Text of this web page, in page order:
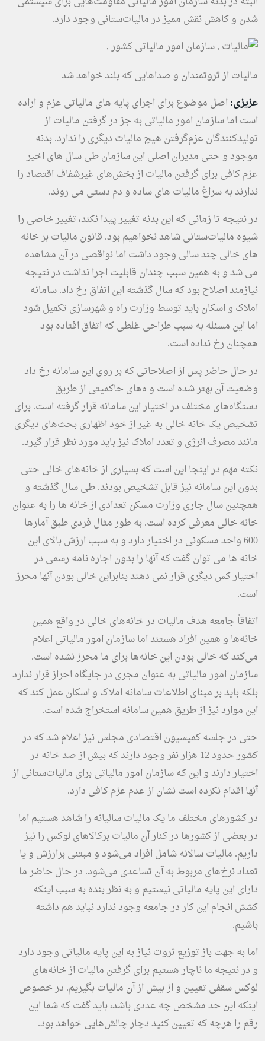
شدن و کاهش نقش ممیز در مالیات‌ستانی وجود دارد.
مالیات از ثروتمندان و صداهایی که بلند خواهد شد
عزیزی: اصل موضوع برای اجرای پایه های مالیاتی عزم و اراده
است اما سازمان امور مالیاتی به جز در گرفتن مالیات از
تولیدکنندگان عزم‌گرفتن هیچ مالیات دیگری را ندارد. بدنه
موجود و حتی مدیران اصلی این سازمان طی سال های اخیر
عزم کافی برای گرفتن مالیات از بخش‌های غیرشفاف اقتصاد را
ندارند به سراغ مالیات های ساده و دم دستی می روند.
در نتیجه تا زمانی که این بدنه تغییر پیدا نکند، تغییر خاصی را
شیوه مالیات‌ستانی شاهد نخواهیم بود. قانون مالیات بر خانه
های خالی چند سالی وجود داشت اما نواقصی در آن مشاهده
می شد و به همین سبب چندان قابلیت اجرا نداشت در نتیجه
نیازمند اصلاح بود که سال گذشته این اتفاق رخ داد. سامانه
املاک و اسکان باید توسط وزارت راه و شهرسازی تکمیل شود
اما این مسئله به سبب طراحی غلطی که اتفاق افتاده بود
همچنان رخ نداده است.
در حال حاضر پس از اصلاحاتی که بر روی این سامانه رخ داد
وضعیت آن بهتر شده است و ه‌های حاکمیتی از طریق
دستگاه‌های مختلف در اختیار این سامانه قرار گرفته است. برای
تشخیص یک خانه خالی به غیر از خود اظهاری بحث‌های دیگری
مانند مصرف انرژی و تعدد املاک نیز باید مورد نظر قرار گیرد.
نکته مهم در اینجا این است که بسیاری از خانه‌های خالی حتی
بدون این سامانه نیز قابل تشخیص بودند. طی سال گذشته و
همچنین سال جاری وزارت مسکن تعدادی از خانه ها را به عنوان
خانه خالی معرفی کرده است. به طور مثال فردی طبق آمارها
600 واحد مسکونی در اختیار دارد و به سبب ارزش بالای این
خانه ها می توان گفت که آنها را بدون اجاره نامه رسمی در
اختیار کس دیگری قرار نمی دهند بنابراین خالی بودن آنها محرز
است.
اتفاقاً جامعه هدف مالیات در خانه‌های خالی در واقع همین
خانه‌ها و همین افراد هستند اما سازمان امور مالیاتی اعلام
می‌کند که خالی بودن این خانه‌ها برای ما محرز نشده است.
سازمان امور مالیاتی به عنوان مجری در جایگاه احراز قرار ندارد
بلکه باید بر مبنای اطلاعات سامانه املاک و اسکان عمل کند که
این موارد نیز از طریق همین سامانه استخراج شده است.
حتی در جلسه کمیسیون اقتصادی مجلس نیز اعلام شد که در
کشور حدود 12 هزار نفر وجود دارند که بیش از صد خانه در
اختیار دارند و این که سازمان امور مالیاتی برای مالیات‌ستانی از
آنها اقدام نکرده است نشان از عدم عزم کافی دارد.
در کشورهای مختلف ما یک مالیات سالیانه را شاهد هستیم اما
در بعضی از کشورها در کنار آن مالیات برکالاهای لوکس را نیز
داریم. مالیات سالانه شامل افراد می‌شود و مبتنی برارزش و یا
تعداد نرخ‌های مربوط به آن تساعدی می‌شود. در حال حاضر ما
دارای این پایه مالیاتی نیستیم و به نظر بنده به سبب اینکه
کشش انجام این کار در جامعه وجود ندارد نباید هم داشته
باشیم.
اما به جهت باز توزیع ثروت نیاز به این پایه مالیاتی وجود دارد
و در نتیجه ما ناچار هستیم برای گرفتن مالیات از خانه‌های
لوکس سقفی تعیین و از بیش از آن مالیات بگیریم. در خصوص
اینکه این حد مشخص چه عددی باشد، باید گفت که شما این
رقم را هرچه که تعیین کنید دچار چالش‌هایی خواهد بود.